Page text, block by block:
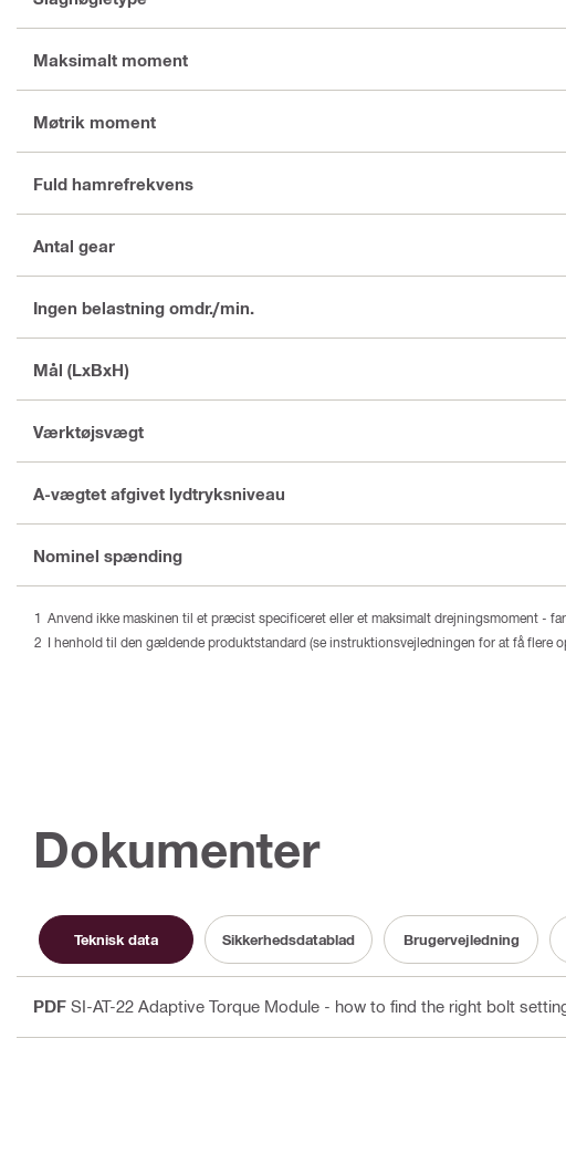
Maksimalt moment
Møtrik moment
Fuld hamrefrekvens
Antal gear
Ingen belastning omdr./min.
Mål (LxBxH)
Værktøjsvægt
A-vægtet afgivet lydtryksniveau
Nominel spænding
Anvend ikke maskinen til et præcist specificeret eller et maksimalt drejningsmoment -
I henhold til den gældende produktstandard (se instruktionsvejledningen for at få flere
Dokumenter
Teknisk data Sikkerhedsdatablad Brugervejledning
PDF SI-AT-22 Adaptive Torque Module - how to find the right bolt